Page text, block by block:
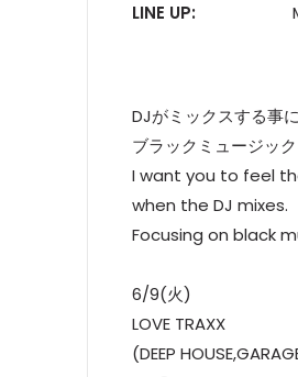
LINE UP:
DJがミックスする事
ブラックミュージッ
I want you to feel
when the DJ mixes.
Focusing on black
6/9(火)
LOVE TRAXX
(DEEP